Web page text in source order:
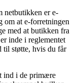
netbutikken er e-
at e-forretningen
med at butikken fra
inde i reglementet
til støtte, hvis du får
ind i de primære